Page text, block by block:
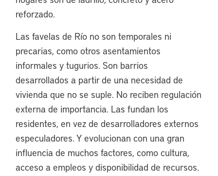
reforzado.
Las favelas de Río no son temporales ni
precarias, como otros asentamientos
informales y tugurios. Son barrios
desarrollados a partir de una necesidad de
vivienda que no se suple. No reciben regulación
externa de importancia. Las fundan los
residentes, en vez de desarrolladores externos
especuladores. Y evolucionan con una gran
influencia de muchos factores, como cultura,
acceso a empleos y disponibilidad de recursos.